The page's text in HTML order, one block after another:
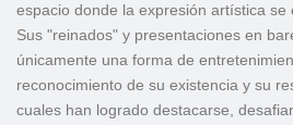
espacio donde la expresión artística se
Sus "reinados" y presentaciones en
únicamente una forma de
reconocimiento de su existencia y su
cuales han logrado destacarse,